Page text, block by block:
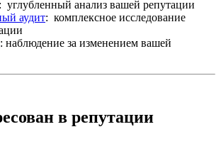
: углубленный анализ вашей репутации
аудит: комплексное исследование
: наблюдение за изменением вашей
в репутации